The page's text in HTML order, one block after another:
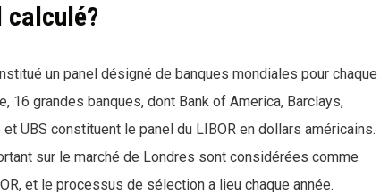
calculé?
un panel désigné de banques mondiales pour chaque
16 grandes banques, dont Bank of America, Barclays,
UBS constituent le panel du LIBOR en dollars américains.
sur le marché de Londres sont considérées comme
et le processus de sélection a lieu chaque année.